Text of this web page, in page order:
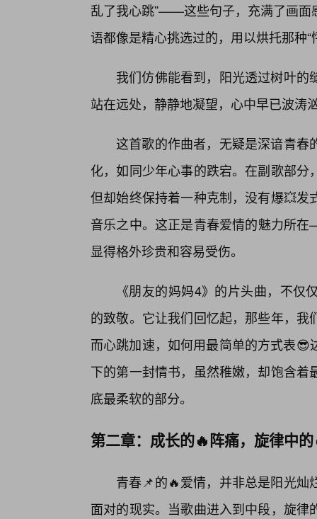
乱了我心跳”——这些句子，充满了画面
语都像是精心挑选过的，用以烘托那种“
我们仿佛能看到，阳光透过树叶
站在远处，静静地凝望，心中早已波涛
这首歌的作曲者，无疑是深谙青
化，如同少年心事的跌宕。在副歌部
但却始终保持着一种克制，没有爆💥
音乐之中。这正是青春爱情的魅力所
显得格外珍贵和容易受伤。
《朋友的妈妈4》的片头曲，不
的致敬。它让我们回忆起，那些年，
而心跳加速，如何用最简单的方式表
下的第一封情书，虽然稚嫩，却饱含
底最柔软的部分。
第二章：成长的🔥阵痛，旋律中
青春📌的🔥爱情，并非总是阳光
面对的现实。当歌曲进入到中段，旋